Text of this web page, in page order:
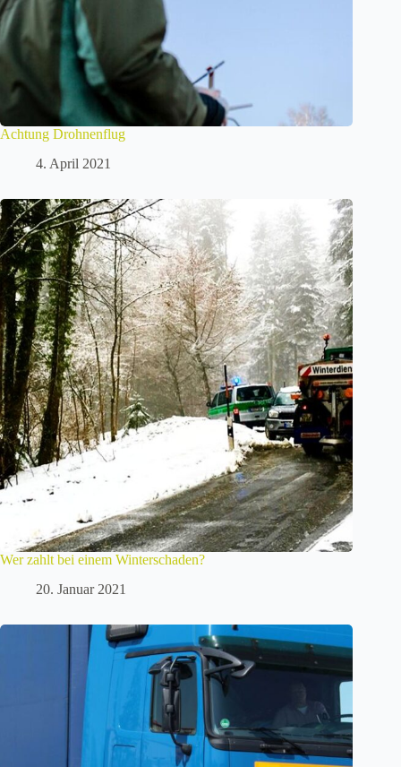
Achtung Drohnenflug
4. April 2021
Wer zahlt bei einem Winterschaden?
20. Januar 2021